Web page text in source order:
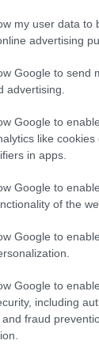
my user data to
advertising
Google to send
advertising.
Google to
like cookies
in apps.
Google to
of the
Google to
Google to
including
fraud
v
Takto
v
7 vecí by
mali